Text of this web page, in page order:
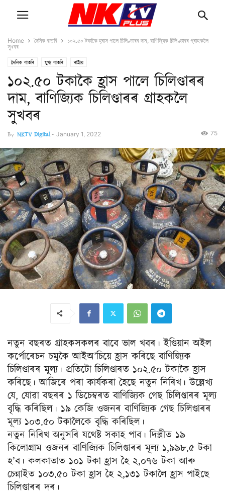
Home দৈনিক বাতৰি
১০২.৫০ টকাকৈ হ্ৰাস পালে চিলিণ্ডাৰৰ দাম, বাণিজ্যিক চিলিণ্ডাৰৰ গ্ৰাহকলৈ
সুখবৰ
দৈনিক বাতৰি মুখ্য বাতৰি ৰাষ্ট্ৰীয়
১০২.৫০ টকাকৈ হ্ৰাস পালে চিলিণ্ডাৰৰ
দাম, বাণিজ্যিক চিলিণ্ডাৰৰ গ্ৰাহকলৈ
সুখবৰ
By NKTV Digital- January 1, 2022 75
নতুন বছৰত গ্ৰাহকসকলৰ বাবে ভাল খবৰ। ইণ্ডিয়ান অইল
কৰ্পোৰেচন চমুকৈ আইঅ’চিয়ে হ্ৰাস কৰিছে বাণিজ্যিক
চিলিণ্ডাৰৰ মূল্য। প্ৰতিটো চিলিণ্ডাৰত ১০২.৫০ টকাকৈ হ্ৰাস
কৰিছে। আজিৰে পৰা কাৰ্যকৰা হৈছে নতুন নিৰিখ। উল্লেখ্য
যে, যোৱা বছৰৰ ১ ডিচেম্বৰত বাণিজ্যিক গেছ চিলিণ্ডাৰৰ মূল্য
বৃদ্ধি কৰিছিল। ১৯ কেজি ওজনৰ বাণিজ্যিক গেছ চিলিণ্ডাৰৰ
মূল্য ১০৩.৫০ টকালৈকে বৃদ্ধি কৰিছিল।
নতুন নিৰিখ অনুসৰি যথেষ্ট সকাহ পাব। দিল্লীত ১৯
কিলোগ্ৰাম ওজনৰ বাণিজ্যিক চিলিণ্ডাৰৰ মূল্য ১,৯৯৮.৫ টকা
হ’ব। কলকাতাত ১০১ টকা হ্ৰাস হৈ ২,০৭৬ টকা আৰু
চেন্নাইত ১০৩.৫০ টকা হ্ৰাস হৈ ২,১৩১ টকালৈ হ্ৰাস পাইছে
চিলিণ্ডাৰৰ দৰ।